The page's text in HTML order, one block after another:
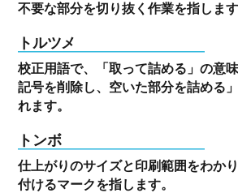
不要な部分を切り抜く作業を指します
トルツメ
校正用語で、「取って詰める」の意
記号を削除し、空いた部分を詰める
れます。
トンボ
仕上がりのサイズと印刷範囲をわか
付けるマークを指します。